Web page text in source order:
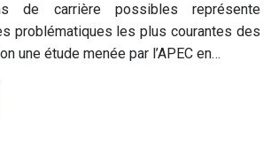
de carrière possibles représente
problématiques les plus courantes des
une étude menée par l’APEC en…